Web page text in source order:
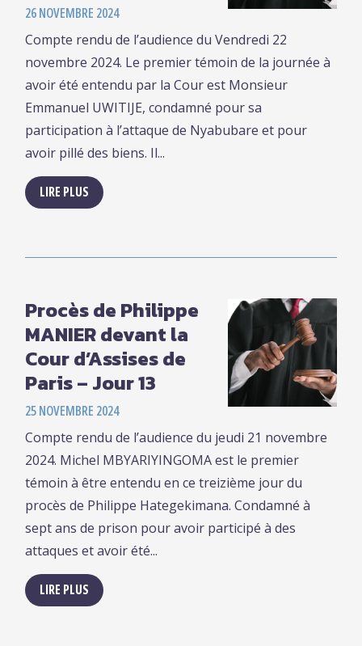
26 NOVEMBRE 2024
Compte rendu de l’audience du Vendredi 22
novembre 2024. Le premier témoin de la journée à
avoir été entendu par la Cour est Monsieur
Emmanuel UWITIJE, condamné pour sa
participation à l’attaque de Nyabubare et pour
avoir pillé des biens. Il...
LIRE PLUS
Procès de Philippe
MANIER devant la
Cour d’Assises de
Paris – Jour 13
25 NOVEMBRE 2024
Compte rendu de l’audience du jeudi 21 novembre
2024. Michel MBYARIYINGOMA est le premier
témoin à être entendu en ce treizième jour du
procès de Philippe Hategekimana. Condamné à
sept ans de prison pour avoir participé à des
attaques et avoir été...
LIRE PLUS